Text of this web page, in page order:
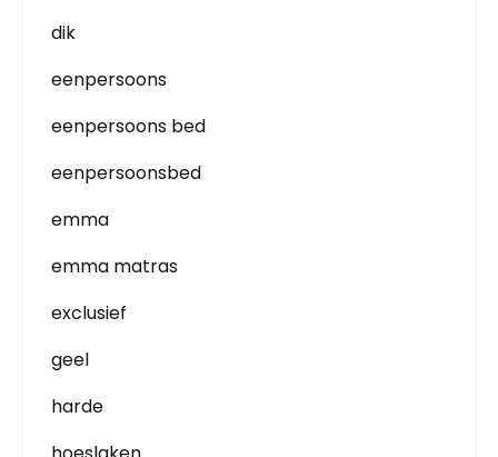
dik
eenpersoons
eenpersoons bed
eenpersoonsbed
emma
emma matras
exclusief
geel
harde